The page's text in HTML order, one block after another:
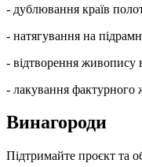
- дублювання країв
- натягування на
- відтворення живопису
- лакування фактурного
Винагороди
Підтримайте проєкт та